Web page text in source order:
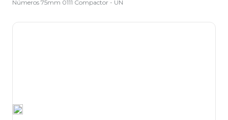
Números 75mm 0111 Compactor - UN
2º sacola
3º papel toalha
8